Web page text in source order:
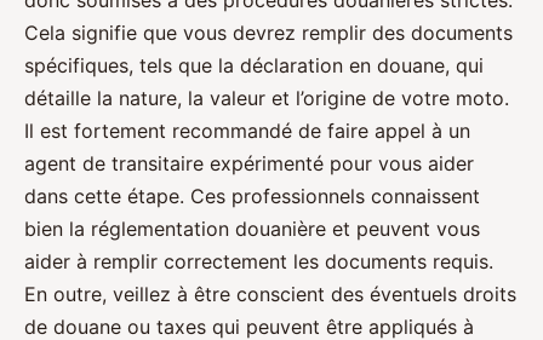
Cela signifie que vous devrez remplir des documents
spécifiques, tels que la déclaration en douane, qui
détaille la nature, la valeur et l’origine de votre moto.
Il est fortement recommandé de faire appel à un
agent de transitaire expérimenté pour vous aider
dans cette étape. Ces professionnels connaissent
bien la réglementation douanière et peuvent vous
aider à remplir correctement les documents requis.
En outre, veillez à être conscient des éventuels droits
de douane ou taxes qui peuvent être appliqués à